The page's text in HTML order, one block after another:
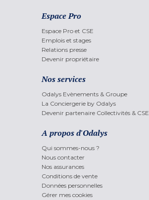
Espace Pro
Espace Pro et CSE
Emplois et stages
Relations presse
Devenir propriétaire
Nos services
Odalys Evènements & Groupe
La Conciergerie by Odalys
Devenir partenaire Collectivités & CSE
A propos d'Odalys
Qui sommes-nous ?
Nous contacter
Nos assurances
Conditions de vente
Données personnelles
Gérer mes cookies